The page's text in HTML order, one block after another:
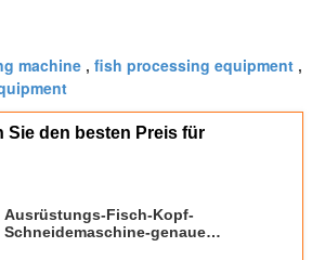
machine , fish processing equipment ,
Sie den besten Preis für
Ausrüstungs-Fisch-Kopf-
Schneidemaschine-genaue